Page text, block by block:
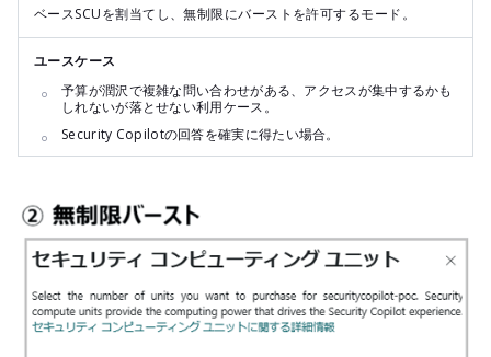
ベースSCUを割当てし、無制限にバーストを許可するモード。
ユースケース
予算が潤沢で複雑な問い合わせがある、アクセスが集中するかも
しれないが落とせない利用ケース。
Security Copilotの回答を確実に得たい場合。